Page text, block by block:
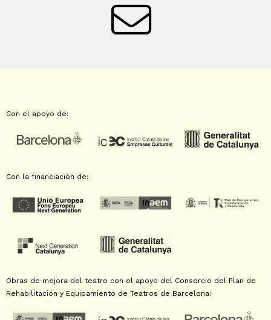
Con el apoyo de:
Con la financiación de:
Obras de mejora del teatro con el apoyo del Consorcio del Plan de
Rehabilitación y Equipamiento de Teatros de Barcelona: